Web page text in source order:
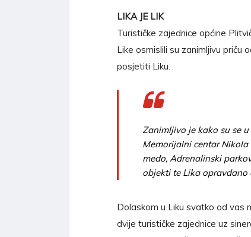
LIKA JE LIK
Turističke zajednice općine
Like osmislili su zanimljivu priču
posjetiti Liku.
Zanimljivo je kako su se
Memorijalni centar Nikola
medo, Adrenalinski
objekti te Lika
Dolaskom u Liku svatko od vas
dvije turističke zajednice uz